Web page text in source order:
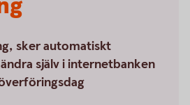
sker automatiskt
själv i internetbanken